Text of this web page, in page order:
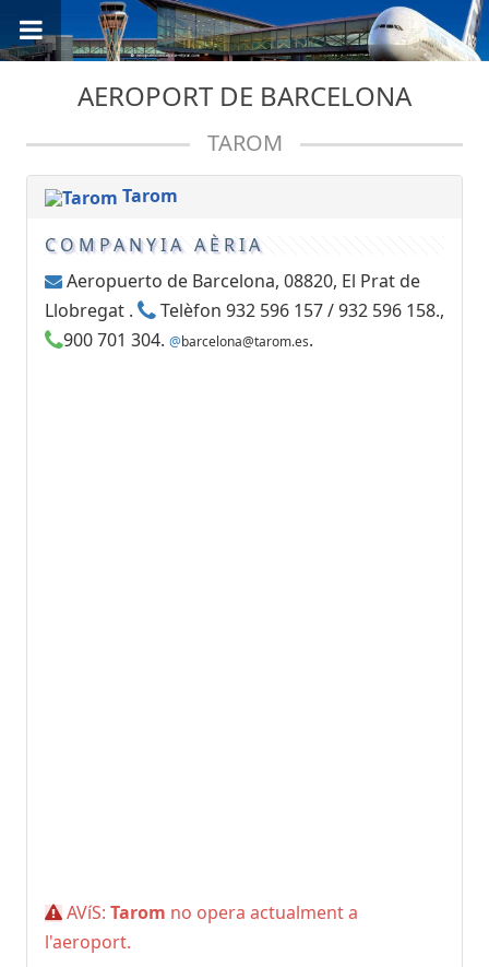
AEROPORT DE BARCELONA
TAROM
Tarom
COMPANYIA AÈRIA
Aeropuerto de Barcelona, 08820, El Prat de
Llobregat .
Telèfon 932 596 157 / 932 596 158.,
900 701 304. @barcelona@tarom.es.
AVíS: Tarom no opera actualment a
l'aeroport.